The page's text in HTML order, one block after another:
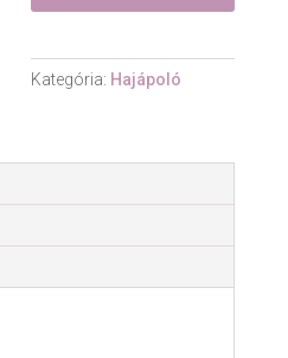
ml
mennyiség
Kategória: Hajápoló